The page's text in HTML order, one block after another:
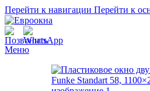
Перейти к навигации Перейти к
Меню